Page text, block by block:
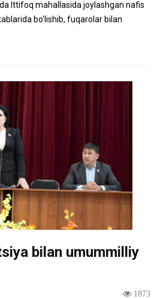
Ittifoq mahallasida joylashgan nafis
bo‘lishib, fuqarolar bilan
bilan umummilliy
1873